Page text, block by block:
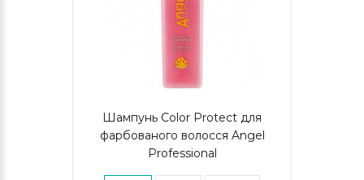
Шампунь Color Protect для
фарбованого волосся Angel
Professional